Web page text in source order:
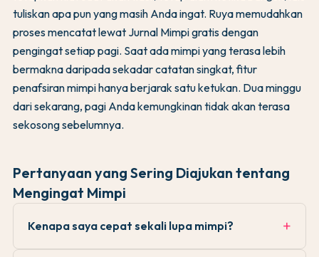
tuliskan apa pun yang masih Anda ingat. Ruya memudahkan
proses mencatat lewat Jurnal Mimpi gratis dengan
pengingat setiap pagi. Saat ada mimpi yang terasa lebih
bermakna daripada sekadar catatan singkat, fitur
penafsiran mimpi hanya berjarak satu ketukan. Dua minggu
dari sekarang, pagi Anda kemungkinan tidak akan terasa
sekosong sebelumnya.
Pertanyaan yang Sering Diajukan tentang
Mengingat Mimpi
Kenapa saya cepat sekali lupa mimpi?